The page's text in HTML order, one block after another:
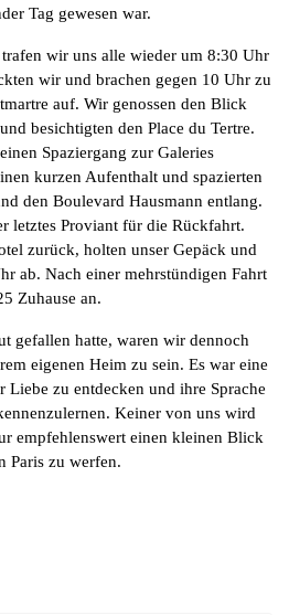
Tag gewesen war.
wir uns alle wieder um 8:30 Uhr
wir und brachen gegen 10 Uhr zu
auf. Wir genossen den Blick
besichtigten den Place du Tertre.
Spaziergang zur Galeries
kurzen Aufenthalt und spazierten
den Boulevard Hausmann entlang.
letztes Proviant für die Rückfahrt.
zurück, holten unser Gepäck und
ab. Nach einer mehrstündigen Fahrt
Zuhause an.
gefallen hatte, waren wir dennoch
eigenen Heim zu sein. Es war eine
Liebe zu entdecken und ihre Sprache
Keiner von uns wird
empfehlenswert einen kleinen Blick
Paris zu werfen.